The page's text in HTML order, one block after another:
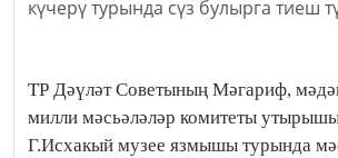
ТР Дәүләт Советының Мәгариф,
милли мәсьәләләр комитеты
Г.Исхакый музее язмышы турында